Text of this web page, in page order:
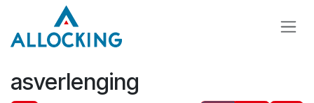
Overslaan naar inhoud
asverlenging